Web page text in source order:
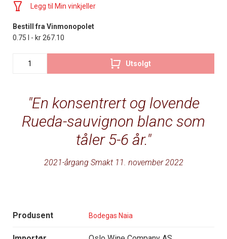
En konsentrert og lovende
Rueda-sauvignon blanc som
tåler 5-6 år.
2021-årgang Smakt 11. november 2022
Produsent Bodegas Naia
Legg til Min vinkjeller
Bestill fra Vinmonopolet
0.75 l - kr 267.10
Utsolgt